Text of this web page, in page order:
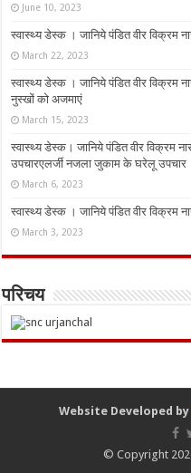
June 10, 2023
स्वास्थ्य डेस्क । जानिये पंडित वीर विक्रम
March 22, 2023
स्वास्थ्य डेस्क । जानिये पंडित वीर विक्रम
नुस्‍खों को अजमाएं
March 15, 2023
स्वास्थ्य डेस्क। जानिये पंडित वीर विक्रम
उपचारएलर्जी नजला जुकाम के घरेलू उपचार
March 6, 2023
स्वास्थ्य डेस्क । जानिये पंडित वीर विक्रम
March 3, 2023
परिचय
Website Developed by
© Copyright